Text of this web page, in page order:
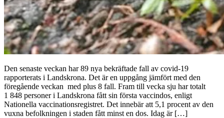
Den senaste veckan har 89 nya bekräftade fall av covid-19
rapporterats i Landskrona. Det är en uppgång jämfört med den
föregående veckan med plus 8 fall. Fram till vecka sju har totalt
1 848 personer i Landskrona fått sin första vaccindos, enligt
Nationella vaccinationsregistret. Det innebär att 5,1 procent av den
vuxna befolkningen i staden fått minst en dos. Idag är […]